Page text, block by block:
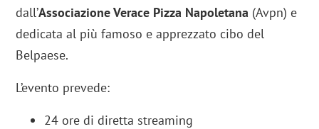
dall’Associazione Verace Pizza Napoletana (Avpn) e
dedicata al più famoso e apprezzato cibo del
Belpaese.
L’evento prevede:
24 ore di diretta streaming